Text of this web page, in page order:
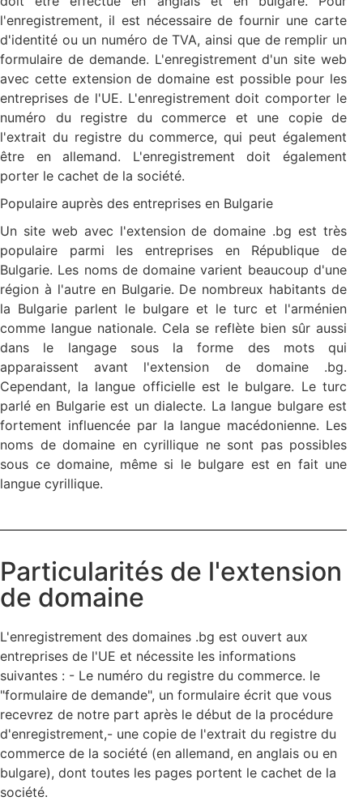
l'enregistrement, il est nécessaire de fournir une carte
d'identité ou un numéro de TVA, ainsi que de remplir un
formulaire de demande. L'enregistrement d'un site web
avec cette extension de domaine est possible pour les
entreprises de l'UE. L'enregistrement doit comporter le
numéro du registre du commerce et une copie de
l'extrait du registre du commerce, qui peut également
être en allemand. L'enregistrement doit également
porter le cachet de la société.
Populaire auprès des entreprises en Bulgarie
Un site web avec l'extension de domaine .bg est très
populaire parmi les entreprises en République de
Bulgarie. Les noms de domaine varient beaucoup d'une
région à l'autre en Bulgarie. De nombreux habitants de
la Bulgarie parlent le bulgare et le turc et l'arménien
comme langue nationale. Cela se reflète bien sûr aussi
dans le langage sous la forme des mots qui
apparaissent avant l'extension de domaine .bg.
Cependant, la langue officielle est le bulgare. Le turc
parlé en Bulgarie est un dialecte. La langue bulgare est
fortement influencée par la langue macédonienne. Les
noms de domaine en cyrillique ne sont pas possibles
sous ce domaine, même si le bulgare est en fait une
langue cyrillique.
Particularités de l'extension
de domaine
L'enregistrement des domaines .bg est ouvert aux
entreprises de l'UE et nécessite les informations
suivantes : - Le numéro du registre du commerce. le
"formulaire de demande", un formulaire écrit que vous
recevrez de notre part après le début de la procédure
d'enregistrement,- une copie de l'extrait du registre du
commerce de la société (en allemand, en anglais ou en
bulgare), dont toutes les pages portent le cachet de la
société.